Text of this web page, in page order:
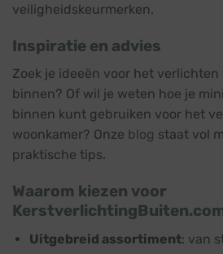
veiligheidskeurmerken.
Inspiratie en advies
Zoek je ideeën voor het verlichten
binnen? Of wil je weten hoe je
binnen kunt gebruiken voor het
woonkamer? Onze blog staat vol
praktische tips.
Waarom kiezen voor
Uitgebreid assortiment: van